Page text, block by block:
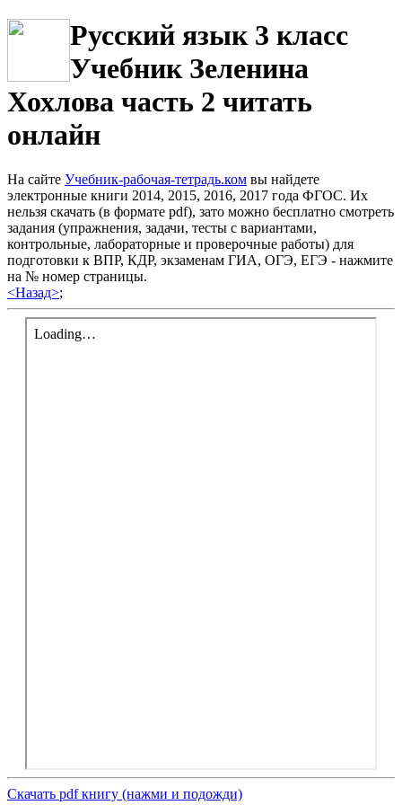
Русский язык 3 класс
Учебник Зеленина
Хохлова часть 2 читать
онлайн
На сайте Учебник-рабочая-тетрадь.ком вы найдете
электронные книги 2014, 2015, 2016, 2017 года ФГОС. Их
нельзя скачать (в формате pdf), зато можно бесплатно смотреть
задания (упражнения, задачи, тесты с вариантами,
контрольные, лабораторные и проверочные работы) для
подготовки к ВПР, КДР, экзаменам ГИА, ОГЭ, ЕГЭ - нажмите
на № номер страницы.
<Назад>;
Скачать pdf книгу (нажми и подожди)